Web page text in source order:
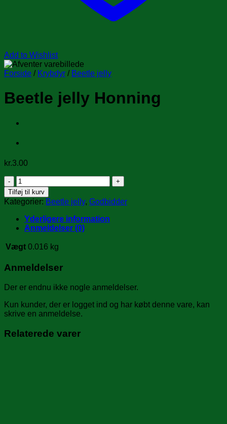
Add to Wishlist
Forside / Krybdyr / Beetle jelly
Beetle jelly Honning
kr.3.00
Beetle
jelly
Honning
antal
Tilføj til kurv
Kategorier: Beetle jelly, Godbidder
Yderligere information
Anmeldelser (0)
Vægt 0.016 kg
Anmeldelser
Der er endnu ikke nogle anmeldelser.
Kun kunder, der er logget ind og har købt denne vare, kan
skrive en anmeldelse.
Relaterede varer